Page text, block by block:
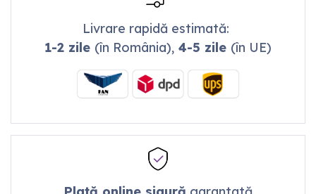
Livrare rapidă estimată:
1-2 zile (în România),4-5 zile (în UE)